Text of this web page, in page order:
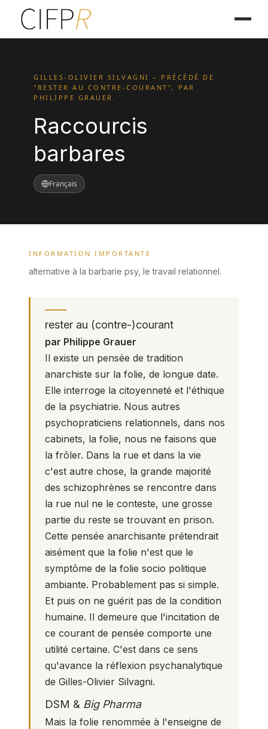
GILLES-OLIVIER SILVAGNI – PRÉCÉDÉ DE
"RESTER AU CONTRE-COURANT", PAR
PHILIPPE GRAUER.
Raccourcis
barbares
Français
INFORMATION IMPORTANTE
alternative à la barbarie psy, le travail relationnel.
rester au (contre-)courant
par Philippe Grauer
Il existe un pensée de tradition
anarchiste sur la folie, de longue date.
Elle interroge la citoyenneté et l'éthique
de la psychiatrie. Nous autres
psychopraticiens relationnels, dans nos
cabinets, la folie, nous ne faisons que
la frôler. Dans la rue et dans la vie
c'est autre chose, la grande majorité
des schizophrènes se rencontre dans
la rue nul ne le conteste, une grosse
partie du reste se trouvant en prison.
Cette pensée anarchisante prétendrait
aisément que la folie n'est que le
symptôme de la folie socio politique
ambiante. Probablement pas si simple.
Et puis on ne guérit pas de la condition
humaine. Il demeure que l'incitation de
ce courant de pensée comporte une
utilité certaine. C'est dans ce sens
qu'avance la réflexion psychanalytique
de Gilles-Olivier Silvagni.
DSM & Big Pharma
Mais la folie renommée à l'enseigne de